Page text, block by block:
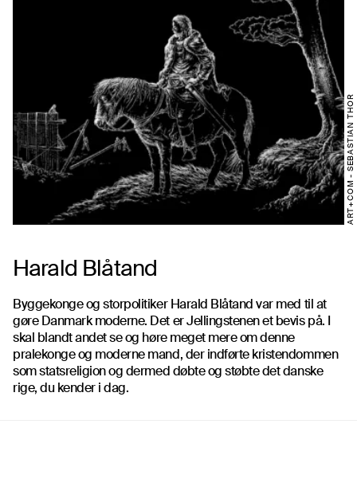
ART+COM - SEBASTIAN THOR
Harald Blåtand
Byggekonge og storpolitiker Harald Blåtand var med til at
gøre Danmark moderne. Det er Jellingstenen et bevis på. I
skal blandt andet se og høre meget mere om denne
pralekonge og moderne mand, der indførte kristendommen
som statsreligion og dermed døbte og støbte det danske
rige, du kender i dag.